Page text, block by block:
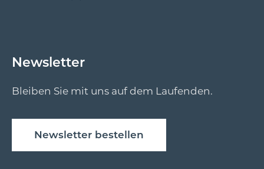
Newsletter
Bleiben Sie mit uns auf dem Laufenden.
Newsletter bestellen